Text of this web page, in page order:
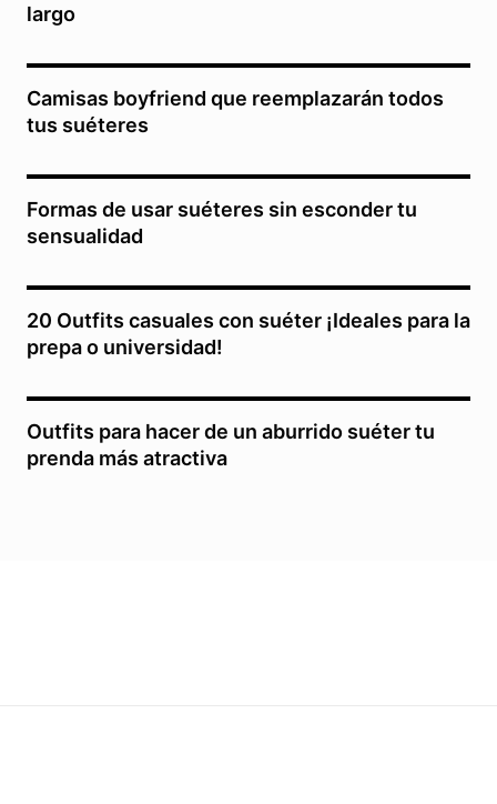
largo
Camisas boyfriend que reemplazarán todos
tus suéteres
Formas de usar suéteres sin esconder tu
sensualidad
20 Outfits casuales con suéter ¡Ideales para la
prepa o universidad!
Outfits para hacer de un aburrido suéter tu
prenda más atractiva